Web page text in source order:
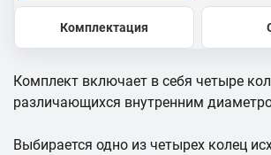
Комплектация
Комплект включает в себя четыре
различающихся внутренним
Выбирается одно из четырех колец